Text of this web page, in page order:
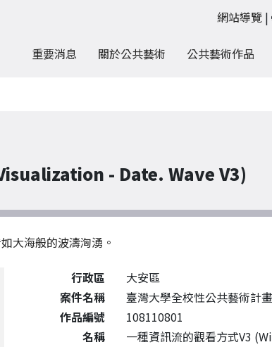
網站導覽 |
重要消息 關於公共藝術 公共藝術作品
- Date. Wave V3)
大海般的波濤洶湧。
公共藝術作品詳細資料
行政區
大安區
案件名稱
臺灣大學全校性公共藝術計
作品編號
108110801
名稱
一種資訊流的觀看方式V3